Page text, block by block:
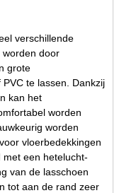
verschillende
worden door
grote
te lassen. Dankzij
kan het
worden
worden
vloerbedekkingen
een hetelucht-
van de lasschoen
tot aan de rand zeer